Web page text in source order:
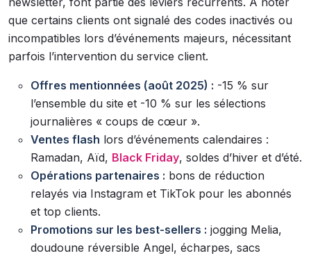
que certains clients ont signalé des codes inactivés ou
incompatibles lors d’événements majeurs, nécessitant
parfois l’intervention du service client.
Offres mentionnées (août 2025) : -15 % sur
l’ensemble du site et -10 % sur les sélections
journalières « coups de cœur ».
Ventes flash lors d’événements calendaires :
Ramadan, Aïd, Black Friday, soldes d’hiver et d’été.
Opérations partenaires : bons de réduction
relayés via Instagram et TikTok pour les abonnés
et top clients.
Promotions sur les best-sellers : jogging Melia,
doudoune réversible Angel, écharpes, sacs